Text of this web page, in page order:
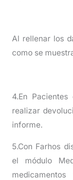
Al rellenar los
como se
4.En
realizar
informe.
5.Con Farhos
el módulo